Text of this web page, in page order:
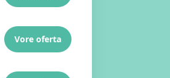
Vore oferta